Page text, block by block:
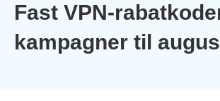
Fast VPN-
kampagner til